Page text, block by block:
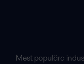
Mest populära